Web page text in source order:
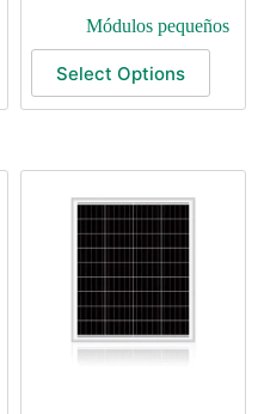
Módulos pequeños
Select Options